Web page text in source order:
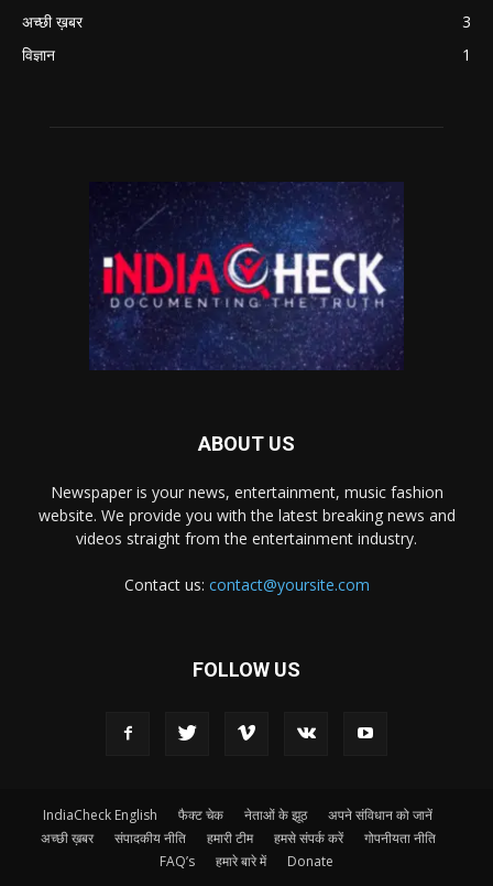
अच्छी ख़बर
3
विज्ञान
1
ABOUT US
Newspaper is your news, entertainment, music fashion
website. We provide you with the latest breaking news and
videos straight from the entertainment industry.
Contact us: contact@yoursite.com
FOLLOW US
IndiaCheck English फैक्ट चेक नेताओं के झूठ
अपने संविधान को जानें
अच्छी ख़बर
संपादकीय नीति हमारी टीम हमसे संपर्क करें
गोपनीयता नीति
FAQ’s
हमारे बारे में Donate